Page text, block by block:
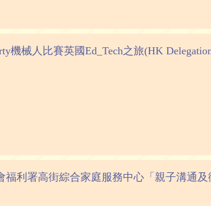
機械人比賽英國Ed_Tech之旅(HK
福利署高街綜合家庭服務中心「親子溝通